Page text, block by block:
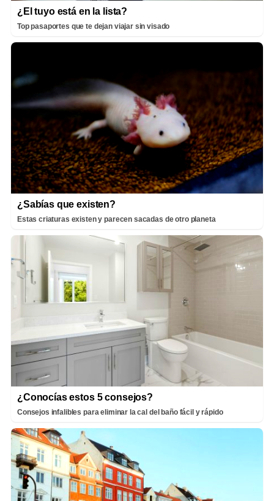
¿El tuyo está en la lista?
Top pasaportes que te dejan viajar sin visado
¿Sabías que existen?
Estas criaturas existen y parecen sacadas de otro planeta
¿Conocías estos 5 consejos?
Consejos infalibles para eliminar la cal del baño fácil y rápido